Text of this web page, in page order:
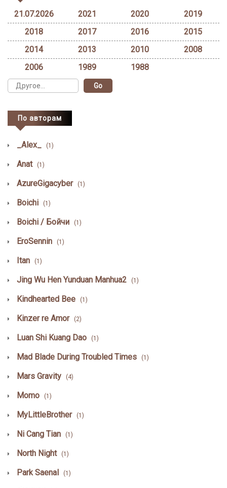
21.07.2026 2021 2020
2019
2018
2017 2016
2015
2014
2013 2010
2008
2006
1989 1988
По авторам
_Alex_ (1)
Anat (1)
AzureGigacyber (1)
Boichi (1)
Boichi / Бойчи (1)
EroSennin (1)
Itan (1)
Jing Wu Hen Yunduan Manhua2 (1)
Kindhearted Bee (1)
Kinzer re Amor (2)
Luan Shi Kuang Dao (1)
Mad Blade During Troubled Times (1)
Mars Gravity (4)
Momo (1)
MyLittleBrother (1)
Ni Cang Tian (1)
North Night (1)
Park Saenal (1)